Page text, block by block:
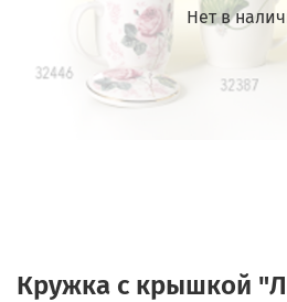
Нет в
Кружка с крышкой